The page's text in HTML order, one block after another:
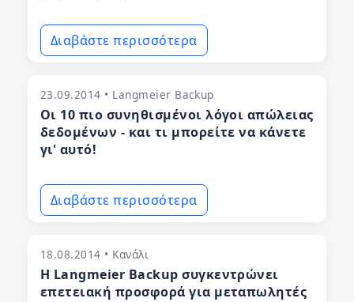
Διαβάστε περισσότερα
23.09.2014 • Langmeier Backup
Οι 10 πιο συνηθισμένοι λόγοι απώλειας
δεδομένων - και τι μπορείτε να κάνετε
γι' αυτό!
Διαβάστε περισσότερα
18.08.2014 • Κανάλι
Η Langmeier Backup συγκεντρώνει
επετειακή προσφορά για μεταπωλητές